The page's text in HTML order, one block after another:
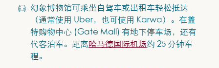
幻象博物馆可乘坐自驾车或出租车轻松抵达
（通常使用 Uber，也可使用 Karwa）。在盖
特购物中心 (Gate Mall) 有地下停车场，还有
代客泊车。距离哈马德国际机场约 25 分钟车
程。